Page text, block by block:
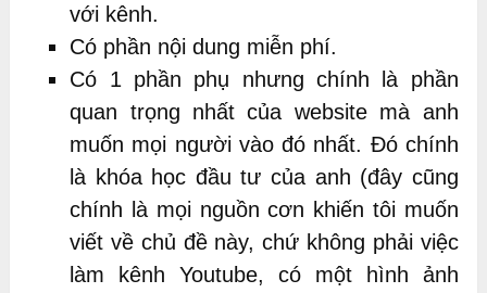
với kênh.
Có phần nội dung miễn phí.
Có 1 phần phụ nhưng chính là phần
quan trọng nhất của website mà anh
muốn mọi người vào đó nhất. Đó chính
là khóa học đầu tư của anh (đây cũng
chính là mọi nguồn cơn khiến tôi muốn
viết về chủ đề này, chứ không phải việc
làm kênh Youtube, có một hình ảnh